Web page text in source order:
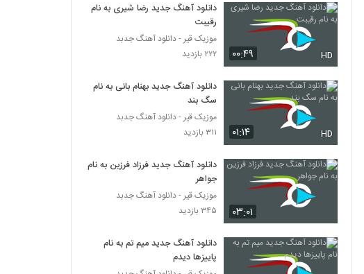
DJ Taba Abo Atash
آهنگ ریمیکس بنام پارتی دنس (5)
۲,۷۷۲ بازدید
آهنگ جان جانان از رسول کاظمی(پاپ)
آهنگ ای جان از باراد(پاپ)
۸۶۴ بازدید
ahmad reza nabizade Khata Kardi
۳۶۸ بازدید
۰۰:۴۹ HD
دانلود آهنگ جدید رضا شیری به نام
رقیبت
موزیک قیر - دانلود آهنگ جدبد
۲۲۲ بازدید
۰۱:۱۴ HD
دانلود آهنگ جدید بهنام بانی به نام
سگ بند
موزیک قیر - دانلود آهنگ جدبد
۳۱۱ بازدید
۰۳:۰۱
دانلود آهنگ جدید فرزاد فرزین به نام
جواهر
موزیک قیر - دانلود آهنگ جدبد
۳۴۵ بازدید
دانلود آهنگ جدید میم تم به نام
پاییزها دیدم